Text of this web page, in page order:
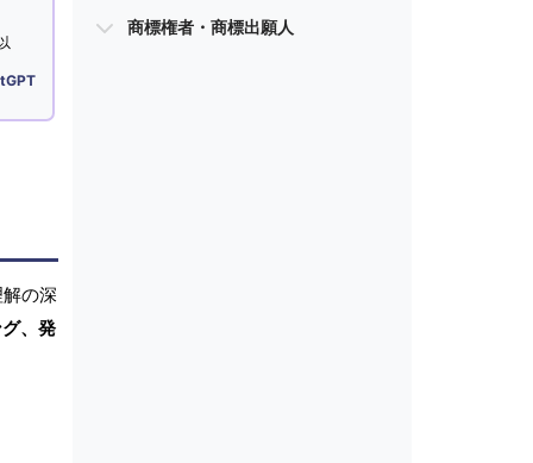
の深
、発
商標権者・商標出願人